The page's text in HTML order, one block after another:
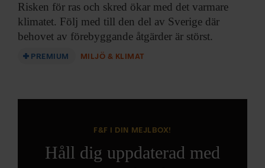
Risken för ras och skred ökar med det varmare
klimatet. Följ med till den del av Sverige där
behovet av förebyggande åtgärder är störst.
PREMIUM MILJÖ & KLIMAT
F&F I DIN MEJLBOX!
Håll dig uppdaterad med